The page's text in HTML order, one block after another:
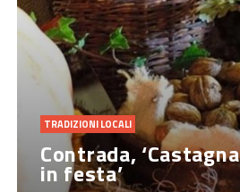
TRADIZIONI LOCALI
Contrada,
in festa’